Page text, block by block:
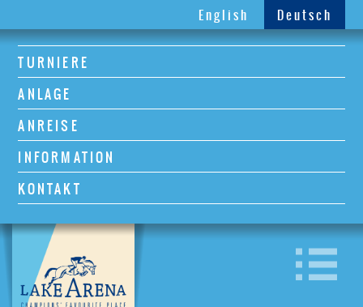
Deutsch
English
TURNIERE
ANLAGE
ANREISE
INFORMATION
KONTAKT